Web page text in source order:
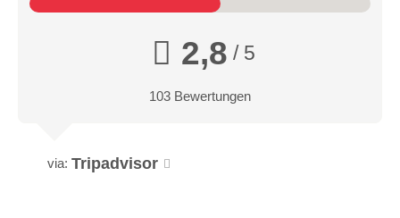
2,8 / 5
103 Bewertungen
via: Tripadvisor